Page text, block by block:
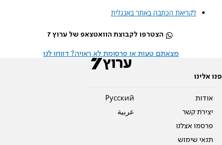
לקריאת הכתבה באתר באנגלית
הצטרפו לקבוצת הוואטצאפ של ערוץ 7
מצאתם טעות או פרסומת לא ראויה? דווחו לנו
פנו אלינו
אודות
יצירת קשר
פרסמו אצלנו
תנאי שימוש
Pусский
عربية